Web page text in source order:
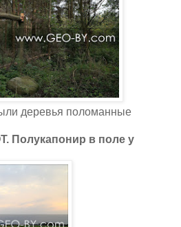
деревья поломанные
Полукапонир в поле у